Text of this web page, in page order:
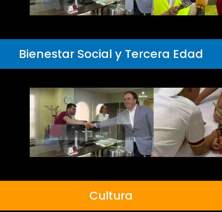
Bienestar Social y Tercera Edad
Cultura